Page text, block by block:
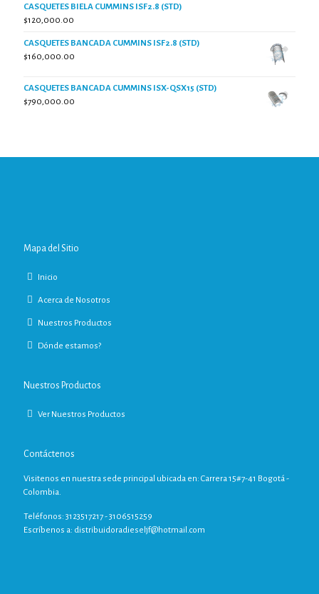
CASQUETES BIELA CUMMINS ISF2.8 (STD)
$120,000.00
CASQUETES BANCADA CUMMINS ISF2.8 (STD)
$160,000.00
CASQUETES BANCADA CUMMINS ISX-QSX15 (STD)
$790,000.00
Mapa del Sitio
Inicio
Acerca de Nosotros
Nuestros Productos
Dónde estamos?
Nuestros Productos
Ver Nuestros Productos
Contáctenos
Visitenos en nuestra sede principal ubicada en: Carrera 15#7-41 Bogotá -
Colombia.
Teléfonos: 3123517217 - 3106515259
Escríbenos a: distribuidoradieseljf@hotmail.com